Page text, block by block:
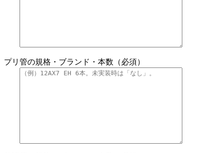
プリ管の規格・ブランド・本数（必須）